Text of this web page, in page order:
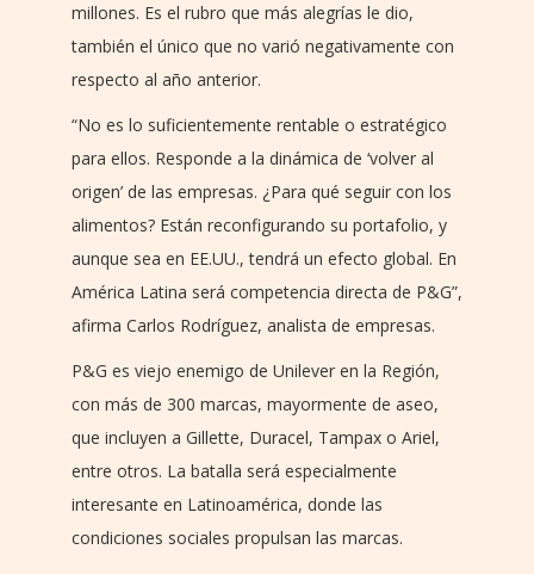
millones. Es el rubro que más alegrías le dio,
también el único que no varió negativamente con
respecto al año anterior.
“No es lo suficientemente rentable o estratégico
para ellos. Responde a la dinámica de ‘volver al
origen’ de las empresas. ¿Para qué seguir con los
alimentos? Están reconfigurando su portafolio, y
aunque sea en EE.UU., tendrá un efecto global. En
América Latina será competencia directa de P&G”,
afirma Carlos Rodríguez, analista de empresas.
P&G es viejo enemigo de Unilever en la Región,
con más de 300 marcas, mayormente de aseo,
que incluyen a Gillette, Duracel, Tampax o Ariel,
entre otros. La batalla será especialmente
interesante en Latinoamérica, donde las
condiciones sociales propulsan las marcas.